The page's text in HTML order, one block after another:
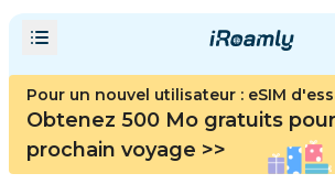
Pour un nouvel utilisateur : eSIM
Obtenez 500 Mo gratuits
prochain voyage >>